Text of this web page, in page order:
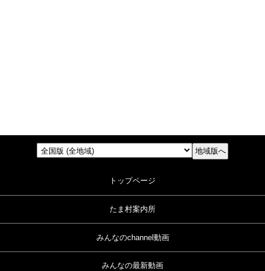
トップページ
たま村案内所
みんなのchannel動画
みんなの最新動画